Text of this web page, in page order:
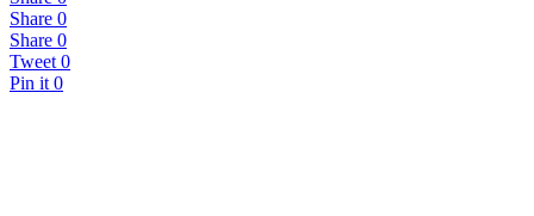
Share 0
Share 0
Tweet 0
Pin it 0